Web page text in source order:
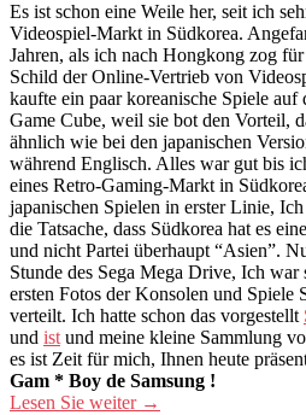
Es ist schon eine Weile her, seit ich
Videospiel-Markt in Südkorea.
Jahren, als ich nach Hongkong zog
Schild der Online-Vertrieb von
kaufte ein paar koreanische Spiele
Game Cube, weil sie bot den Vorteil,
ähnlich wie bei den japanischen
während Englisch. Alles war gut bis
eines Retro-Gaming-Markt in
japanischen Spielen in erster Linie,
die Tatsache, dass Südkorea hat es
und nicht Partei überhaupt “Asien”.
Stunde des Sega Mega Drive, Ich war
ersten Fotos der Konsolen und Spiele
verteilt. Ich hatte schon das vorgestellt
und istund meine kleine Sammlung
es ist Zeit für mich, Ihnen heute
Gam * Boy de Samsung !
Lesen Sie weiter →